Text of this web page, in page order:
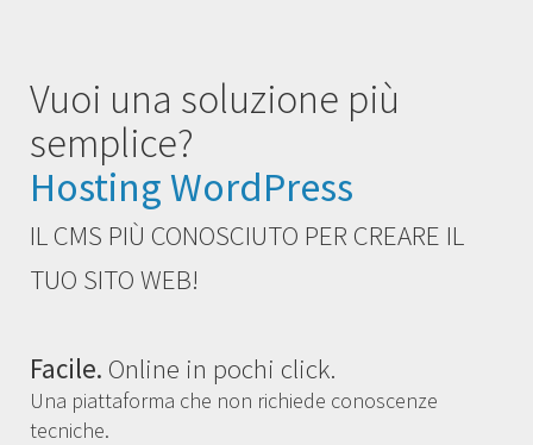
Vuoi una soluzione più
semplice?
Hosting WordPress
IL CMS PIÙ CONOSCIUTO PER CREARE IL
TUO SITO WEB!
Facile. Online in pochi click.
Una piattaforma che non richiede conoscenze
tecniche.